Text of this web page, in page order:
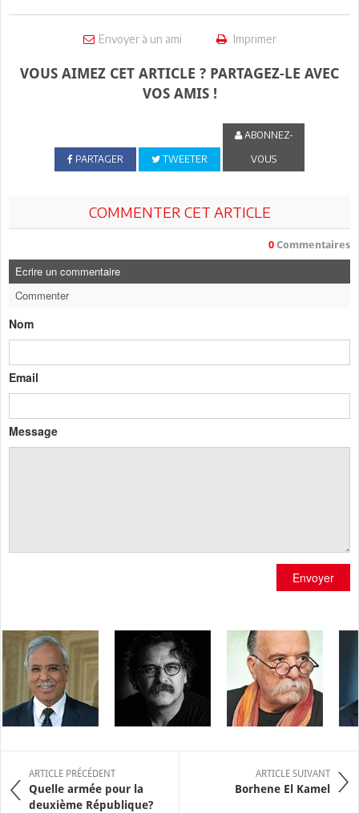
Envoyer à un ami Imprimer
VOUS AIMEZ CET ARTICLE ? PARTAGEZ-LE AVEC
VOS AMIS !
PARTAGER TWEETER
ABONNEZ-
VOUS
COMMENTER CET ARTICLE
0 Commentaires
Ecrire un commentaire
Commenter
Nom
Email
Message
Envoyer
ARTICLE PRÉCÉDENT
Quelle armée pour la
deuxième République?
ARTICLE SUIVANT
Borhene El Kamel